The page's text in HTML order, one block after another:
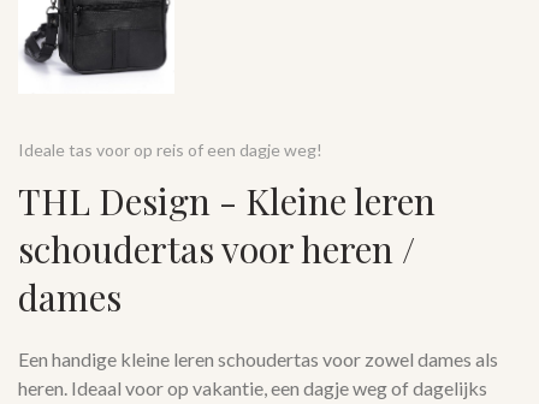
Ideale tas voor op reis of een dagje weg!
THL Design - Kleine leren
schoudertas voor heren /
dames
Een handige kleine leren schoudertas voor zowel dames als
heren. Ideaal voor op vakantie, een dagje weg of dagelijks